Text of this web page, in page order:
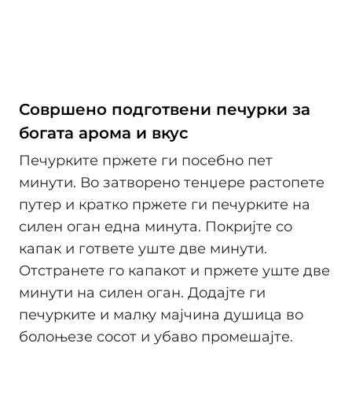
Совршено подготвени печурки за
богата арома и вкус
Печурките пржете ги посебно пет
минути. Во затворено тенџере растопете
путер и кратко пржете ги печурките на
силен оган една минута. Покријте со
капак и гответе уште две минути.
Отстранете го капакот и пржете уште две
минути на силен оган. Додајте ги
печурките и малку мајчина душица во
болоњезе сосот и убаво промешајте.